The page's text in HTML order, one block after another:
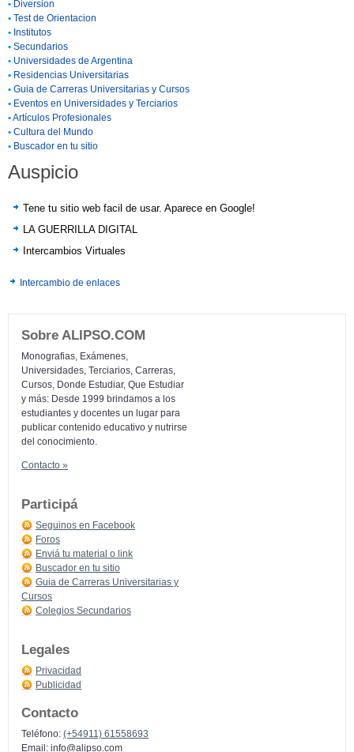
• Diversion
• Test de Orientacion
• Institutos
• Secundarios
• Universidades de Argentina
• Residencias Universitarias
• Guia de Carreras Universitarias y Cursos
• Eventos en Universidades y Terciarios
•Artículos Profesionales
• Cultura del Mundo
• Buscador en tu sitio
Auspicio
Tene tu sitio web facil de usar. Aparece en Google!
LA GUERRILLA DIGITAL
Intercambios Virtuales
Intercambio de enlaces
Sobre ALIPSO.COM
Monografias, Exámenes,
Universidades, Terciarios, Carreras,
Cursos, Donde Estudiar, Que Estudiar
y más: Desde 1999 brindamos a los
estudiantes y docentes un lugar para
publicar contenido educativo y nutrirse
del conocimiento.
Contacto »
Participá
Seguinos en Facebook
Foros
Enviá tu material o link
Buscador en tu sitio
Guia de Carreras Universitarias y
Cursos
Colegios Secundarios
Legales
Privacidad
Publicidad
Contacto
Teléfono: (+54911) 61558693
Email: info@alipso.com